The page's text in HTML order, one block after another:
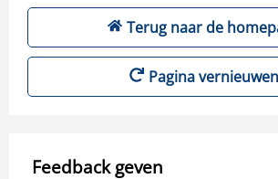
Terug naar de
Pagina vernieuwen
Feedback geven